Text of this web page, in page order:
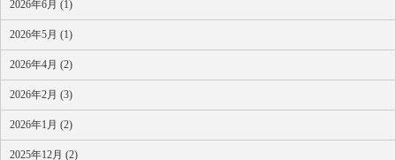
2026年6月 (1)
2026年5月 (1)
2026年4月 (2)
2026年2月 (3)
2026年1月 (2)
2025年12月 (2)